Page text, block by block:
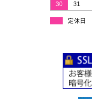
30
31
定休日